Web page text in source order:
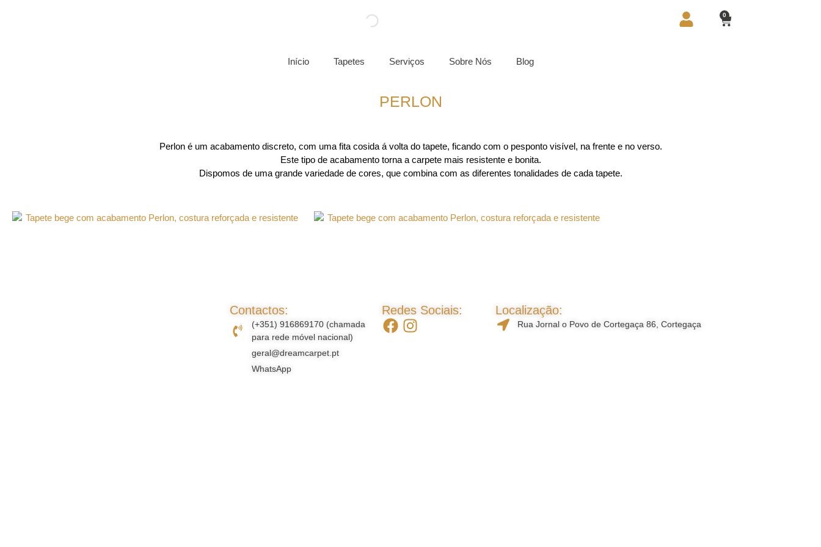
0
Início Tapetes Serviços Sobre Nós Blog
PERLON
Perlon é um acabamento discreto, com uma fita cosida á volta do tapete, ficando com o pesponto visível, na frente e no verso.
Este tipo de acabamento torna a carpete mais resistente e bonita.
Dispomos de uma grande variedade de cores, que combina com as diferentes tonalidades de cada tapete.
Contactos:
(+351) 916869170 (chamada
para rede móvel nacional)
geral@dreamcarpet.pt
WhatsApp
Redes Sociais: Localização:
Rua Jornal o Povo de Cortegaça 86, Cortegaça